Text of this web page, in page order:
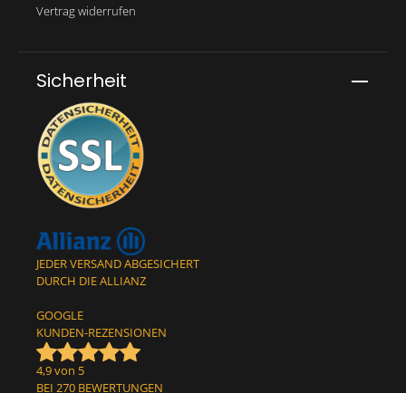
Sicherheit
JEDER VERSAND ABGESICHERT
DURCH DIE ALLIANZ
GOOGLE
KUNDEN-REZENSIONEN
4,9 von 5
BEI 270 BEWERTUNGEN
Vertrag widerrufen